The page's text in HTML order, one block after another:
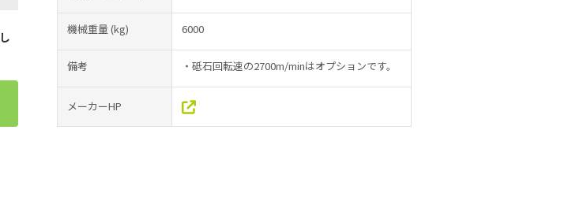
機械重量(kg) 6000
備考 ・砥石回転速の2700m/minはオプションです。
メーカーHP